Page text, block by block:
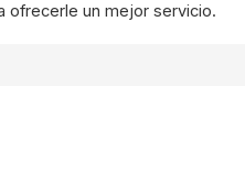
ofrecerle un mejor servicio.